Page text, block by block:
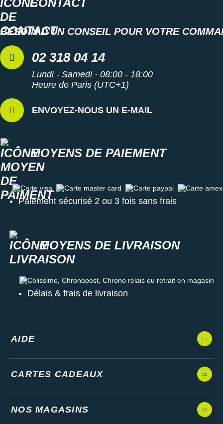
CONTACT
BESOIN D'UN CONSEIL POUR VOTRE
02 318 04 14
Lundi - Samedi · 08:00 - 18:00
Heure de Paris (UTC+1)
ENVOYEZ-NOUS UN E-MAIL
MOYENS DE PAIEMENT
Carte visa Carte master card Carte paypal Carte amex
Paiement sécurisé 2 ou 3 fois sans frais
MOYENS DE LIVRAISON
Colissimo, Chronopost, Chrono relais ou retrait en magasin
Délais & frais de livraison
AIDE
CARTES CADEAUX
NOS MAGASINS